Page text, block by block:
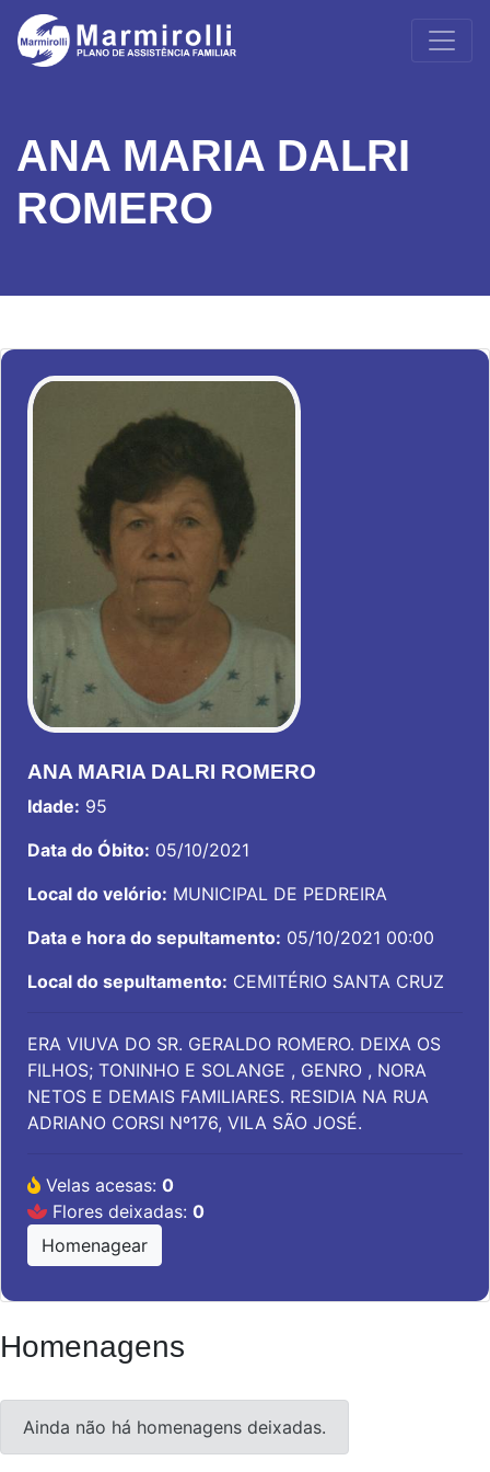
ANA MARIA DALRI
ROMERO
ANA MARIA DALRI ROMERO
Idade: 95
Data do Óbito: 05/10/2021
Local do velório: MUNICIPAL DE PEDREIRA
Data e hora do sepultamento: 05/10/2021 00:00
Local do sepultamento: CEMITÉRIO SANTA CRUZ
ERA VIUVA DO SR. GERALDO ROMERO. DEIXA OS
FILHOS; TONINHO E SOLANGE , GENRO , NORA
NETOS E DEMAIS FAMILIARES. RESIDIA NA RUA
ADRIANO CORSI Nº176, VILA SÃO JOSÉ.
Velas acesas: 0
Flores deixadas: 0
Homenagear
Homenagens
Ainda não há homenagens deixadas.